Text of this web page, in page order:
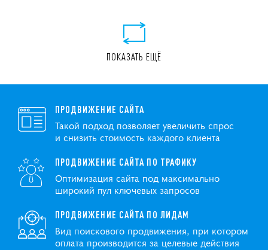
ПОКАЗАТЬ ЕЩЁ
ПРОДВИЖЕНИЕ САЙТА
Такой подход позволяет увеличить спрос
и снизить стоимость каждого клиента
ПРОДВИЖЕНИЕ САЙТА ПО ТРАФИКУ
Оптимизация сайта под максимально
широкий пул ключевых запросов
ПРОДВИЖЕНИЕ САЙТА ПО ЛИДАМ
Вид поискового продвижения, при котором
оплата производится за целевые действия